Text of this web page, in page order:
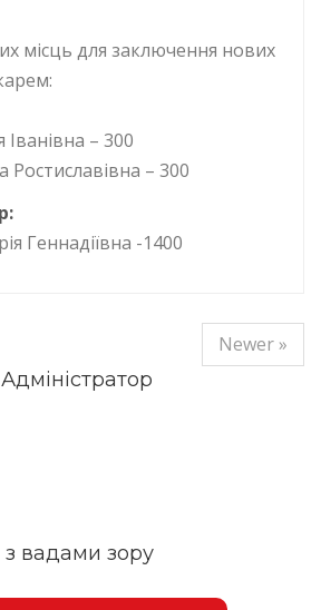
місць для заключення нових
Іванівна – 300
– 300
Геннадіївна -1400
Newer »
Адміністратор
з вадами зору